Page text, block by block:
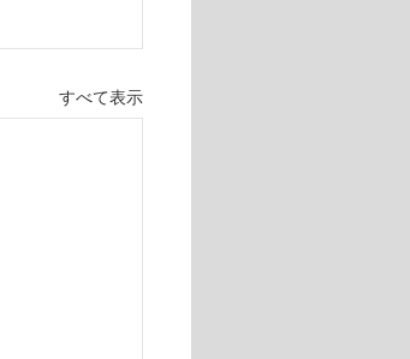
すべて表示